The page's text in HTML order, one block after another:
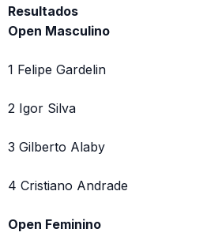
Resultados
Open Masculino
1 Felipe Gardelin
2 Igor Silva
3 Gilberto Alaby
4 Cristiano Andrade
Open Feminino